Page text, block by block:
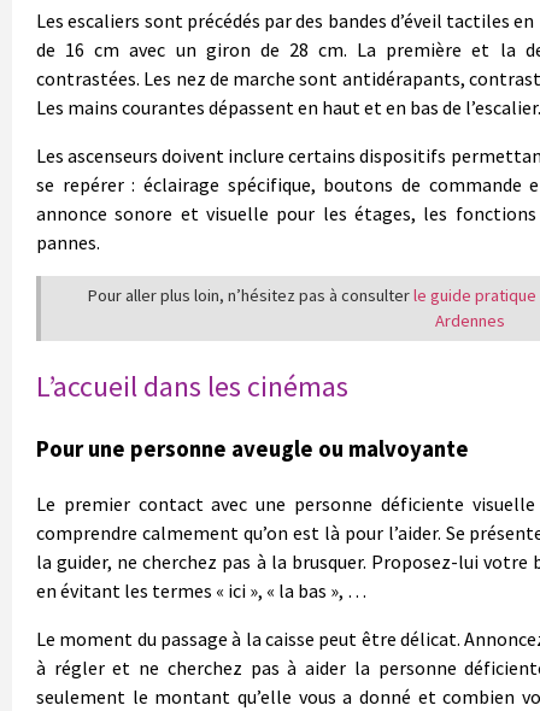
Les escaliers sont précédés par des bandes d’éveil tactiles
de 16 cm avec un giron de 28 cm. La première et la
contrastées. Les nez de marche sont antidérapants,
Les mains courantes dépassent en haut et en bas de l’escalier.
Les ascenseurs doivent inclure certains dispositifs
se repérer : éclairage spécifique, boutons de
annonce sonore et visuelle pour les étages, les
pannes.
Pour aller plus loin, n’hésitez pas à consulterle guide pratique
Ardennes
L’accueil dans les cinémas
Pour une personne aveugle ou malvoyante
Le premier contact avec une personne déficiente
comprendre calmement qu’on est là pour l’aider. Se
la guider, ne cherchez pas à la brusquer. Proposez-lui
en évitant les termes « ici », « la bas », …
Le moment du passage à la caisse peut être délicat.
à régler et ne cherchez pas à aider la personne
seulement le montant qu’elle vous a donné et combien